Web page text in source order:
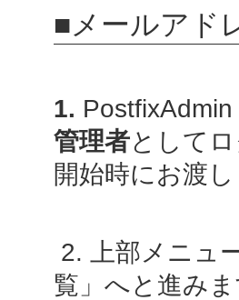
■メールアド
1. PostfixAdmin
管理者として
開始時にお渡
2. 上部メニュ
覧」へと進み